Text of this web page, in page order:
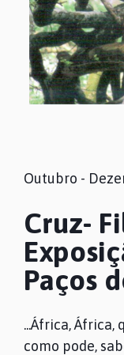
Outubro -
Cruz-
Paços
...África, África,
como pode,